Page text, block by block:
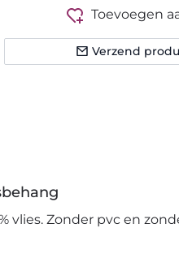
Toevoegen
Verzend
vlies. Zonder pvc en